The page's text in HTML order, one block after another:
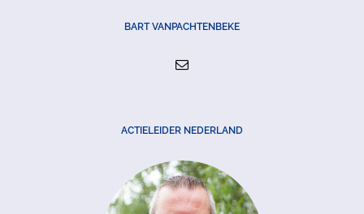
BART VANPACHTENBEKE
ACTIELEIDER NEDERLAND